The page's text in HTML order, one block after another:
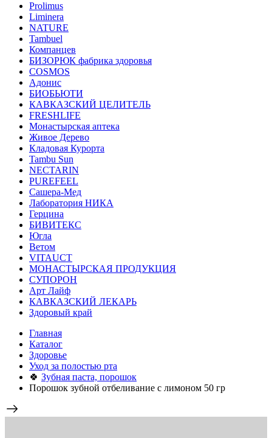
Prolimus
Liminera
NATURE
Tambuel
Компанцев
БИЗОРЮК фабрика здоровья
COSMOS
Адонис
БИОБЬЮТИ
КАВКАЗСКИЙ ЦЕЛИТЕЛЬ
FRESHLIFE
Монастырская аптека
Живое Дерево
Кладовая Курорта
Tambu Sun
NECTARIN
PUREFEEL
Сашера-Мед
Лаборатория НИКА
Герцина
БИВИТЕКС
Югла
Ветом
VITAUCT
МОНАСТЫРСКАЯ ПРОДУКЦИЯ
СУПОРОН
Арт Лайф
КАВКАЗСКИЙ ЛЕКАРЬ
Здоровый край
Главная
Каталог
Здоровье
Уход за полостью рта
🍀 Зубная паста, порошок
Порошок зубной отбеливание с лимоном 50 гр